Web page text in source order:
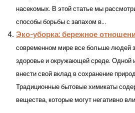
насекомых. В этой статье мы
способы борьбы с запахом в...
Эко-уборка: бережное
современном мире все больше людей
здоровье и окружающей среде. Одной
внести свой вклад в сохранение
Традиционные бытовые химикаты
вещества, которые могут негативно